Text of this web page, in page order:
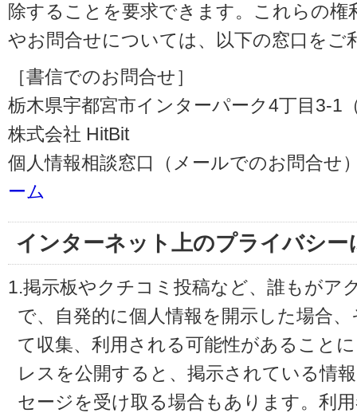
除することを要求できます。これらの権
やお問合せについては、以下の窓口をご
［書信でのお問合せ］
栃木県宇都宮市インターパーク4丁目3-1
株式会社 HitBit
個人情報相談窓口（メールでのお問合せ
ーム
インターネット上のプライバシー
1.掲示板やクチコミ投稿など、誰もがア
で、自発的に個人情報を開示した場合
て収集、利用される可能性があること
レスを公開すると、掲示されている情
セージを受け取る場合もあります。利